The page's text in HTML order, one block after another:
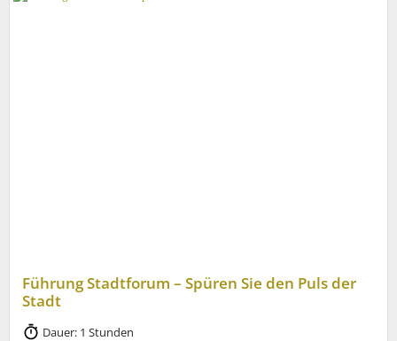
Führung Stadtforum – Spüren Sie den Puls der
Stadt
Dauer: 1 Stunden